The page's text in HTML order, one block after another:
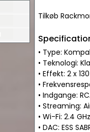
Tilkøb
• Type:
• Teknologi:
• Effekt: 2 x
•
• Indgange:
• Streaming:
• Wi-Fi: 2.4
• DAC: ESS